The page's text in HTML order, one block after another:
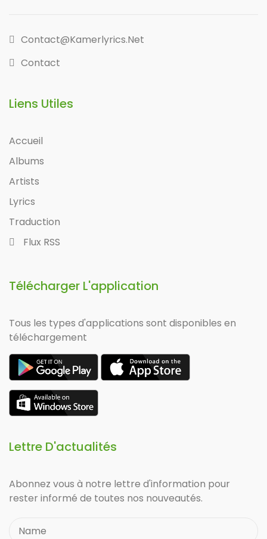
Contact@kamerlyrics.net
Contact
Liens Utiles
Accueil
Albums
Artists
Lyrics
Traduction
Flux RSS
Télécharger L'application
Tous les types d'applications sont disponibles en
téléchargement
Lettre D'actualités
Abonnez vous à notre lettre d'information pour
rester informé de toutes nos nouveautés.